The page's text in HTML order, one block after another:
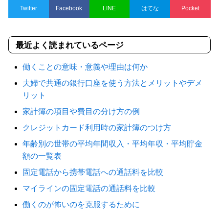
Twitter Facebook LINE はてな Pocket
最近よく読まれているページ
働くことの意味・意義や理由は何か
夫婦で共通の銀行口座を使う方法とメリットやデメ
リット
家計簿の項目や費目の分け方の例
クレジットカード利用時の家計簿のつけ方
年齢別の世帯の平均年間収入・平均年収・平均貯金
額の一覧表
固定電話から携帯電話への通話料を比較
マイラインの固定電話の通話料を比較
働くのが怖いのを克服するために